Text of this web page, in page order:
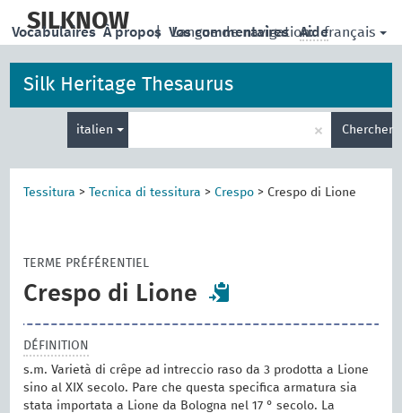
main
SILKNOW | Langue de navigation: français
Vocabulaires À propos Vos commentaires Aide
Silk Heritage Thesaurus
italien
de
recherche
× Chercher
Tessitura > Tecnica di tessitura >Crespo > Crespo di Lione
TERME PRÉFÉRENTIEL
Crespo di Lione
DÉFINITION
s.m. Varietà di crêpe ad intreccio raso da 3 prodotta a Lione
sino al XIX secolo. Pare che questa specifica armatura sia
stata importata a Lione da Bologna nel 17 ° secolo. La